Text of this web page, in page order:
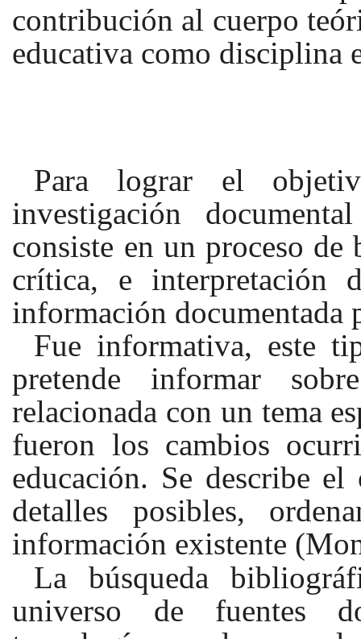
contribución al cuerpo
educativa como disciplina
Paralograr el
investigación
documental
consiste en un proceso de
crítica, e interpretación
información documentada
Fue informativa, este
pretende informar
relacionada con un tema
fueron los cambios
educación. Se describe
detalles posibles,
información existente
La búsqueda
universo de fuentes